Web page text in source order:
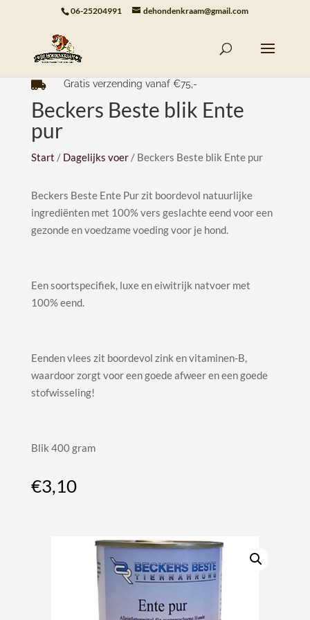
06-25204991 dehondenkraam@gmail.com
 Gratis verzending vanaf €75,-
Beckers Beste blik Ente
pur
Start / Dagelijks voer/ Beckers Beste blik Ente pur
Beckers Beste Ente Pur zit boordevol natuurlijke
ingrediënten met 100% vers geslachte eend voor een
gezonde en voedzame voeding voor je hond.
Een soortspecifiek, luxe en eiwitrijk natvoer met
100% eend.
Eenden vlees zit boordevol zink en vitaminen-B,
waardoor zorgt voor een goede afweer en een goede
stofwisseling!
Blik 400 gram
€3,10